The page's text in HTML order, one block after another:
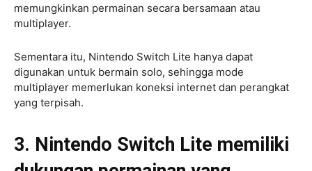
memungkinkan permainan secara bersamaan atau
multiplayer.
Sementara itu, Nintendo Switch Lite hanya dapat
digunakan untuk bermain solo, sehingga mode
multiplayer memerlukan koneksi internet dan perangkat
yang terpisah.
3. Nintendo Switch Lite memiliki